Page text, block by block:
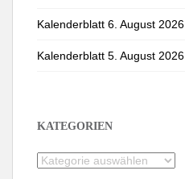
Kalenderblatt 6. August 2026
Kalenderblatt 5. August 2026
KATEGORIEN
Kategorien